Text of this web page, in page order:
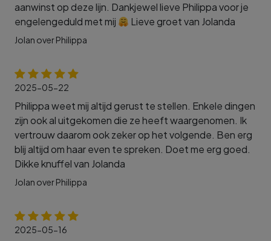
aanwinst op deze lijn. Dankjewel lieve Philippa voor je
engelengeduld met mij
Lieve groet van Jolanda
Jolan over Philippa
2025-05-22
Philippa weet mij altijd gerust te stellen. Enkele dingen
zijn ook al uitgekomen die ze heeft waargenomen. Ik
vertrouw daarom ook zeker op het volgende. Ben erg
blij altijd om haar even te spreken. Doet me erg goed.
Dikke knuffel van Jolanda
Jolan over Philippa
2025-05-16